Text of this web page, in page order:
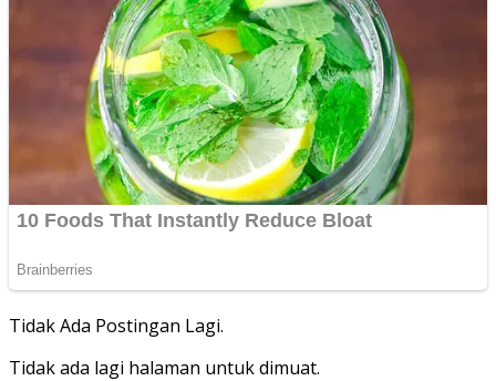
Tidak Ada Postingan Lagi.
Tidak ada lagi halaman untuk dimuat.